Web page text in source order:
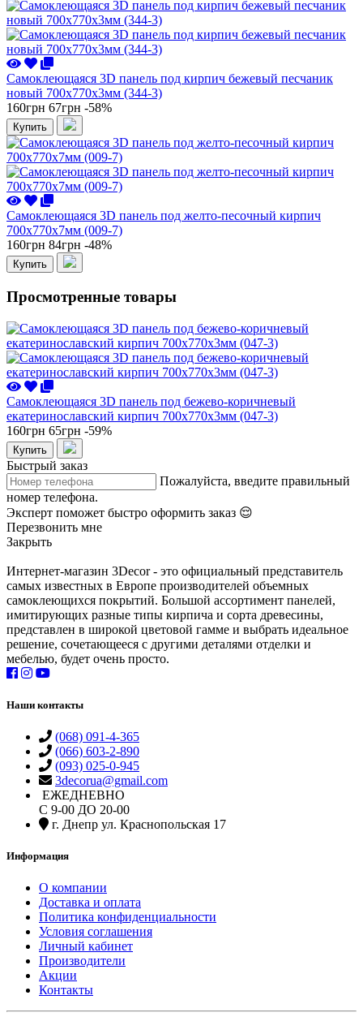
Самоклеющаяся 3D панель под кирпич бежевый песчаник
новый 700x770x3мм (344-3)
160грн 67грн -58%
Купить
Самоклеющаяся 3D панель под желто-песочный кирпич
700x770x7мм (009-7)
160грн 84грн -48%
Купить
Просмотренные товары
Самоклеющаяся 3D панель под бежево-коричневый
екатеринославский кирпич 700x770x3мм (047-3)
160грн 65грн -59%
Купить
Быстрый заказ
Пожалуйста, введите правильный
номер телефона.
Эксперт поможет быстро оформить заказ 😌
Перезвонить мне
Закрыть
Интернет-магазин 3Decor - это официальный представитель
самых известных в Европе производителей объемных
самоклеющихся покрытий. Большой ассортимент панелей,
имитирующих разные типы кирпича и сорта древесины,
представлен в широкой цветовой гамме и выбрать идеальное
решение, сочетающееся с другими деталями отделки и
мебелью, будет очень просто.
Наши контакты
(068) 091-4-365
(066) 603-2-890
(093) 025-0-945
3decorua@gmail.com
ЕЖЕДНЕВНО
С 9-00 ДО 20-00
г. Днепр ул. Краснопольская 17
Информация
О компании
Доставка и оплата
Политика конфиденциальности
Условия соглашения
Личный кабинет
Производители
Акции
Контакты